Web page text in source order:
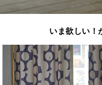
いま欲しい！